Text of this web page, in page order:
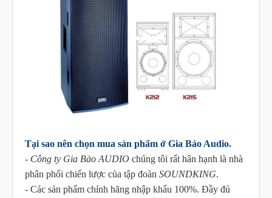
Tại sao nên chọn mua sản phẩm ở Gia Bảo Audio.
- Công ty Gia Bảo AUDIO chúng tôi rất hân hạnh là nhà
phân phối chiến lược của tập đoàn SOUNDKING.
- Các sản phẩm chính hãng nhập khẩu 100%. Đầy đủ